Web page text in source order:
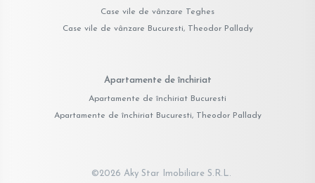
Case vile de vânzare Teghes
Case vile de vânzare Bucuresti, Theodor Pallady
Apartamente de închiriat
Apartamente de închiriat Bucuresti
Apartamente de închiriat Bucuresti, Theodor Pallady
©2026 Aky Star Imobiliare S.R.L.